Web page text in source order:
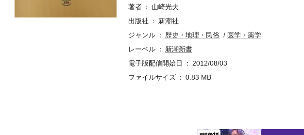
著者
山崎光夫
出版社
新潮社
ジャンル
歴史・地理・民俗
医学・薬学
レーベル
新潮新書
電子版配信開始日
2012/08/03
ファイルサイズ
0.83 MB